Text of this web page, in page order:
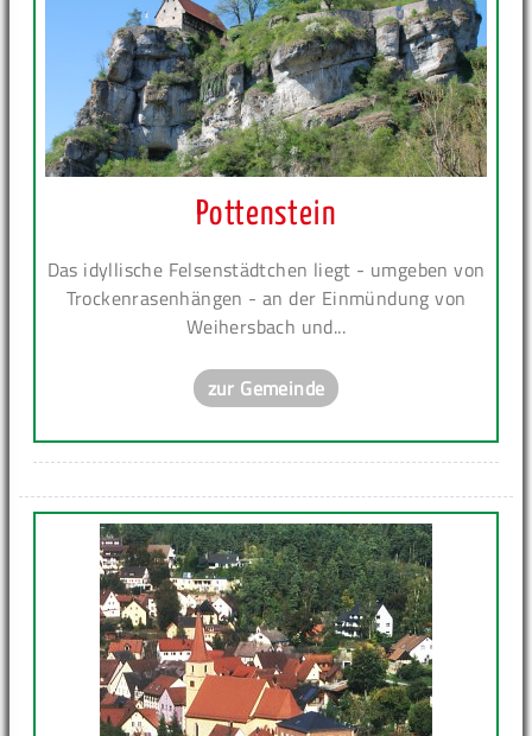
Pottenstein
Das idyllische Felsenstädtchen liegt - umgeben von
Trockenrasenhängen - an der Einmündung von
Weihersbach und...
zur Gemeinde